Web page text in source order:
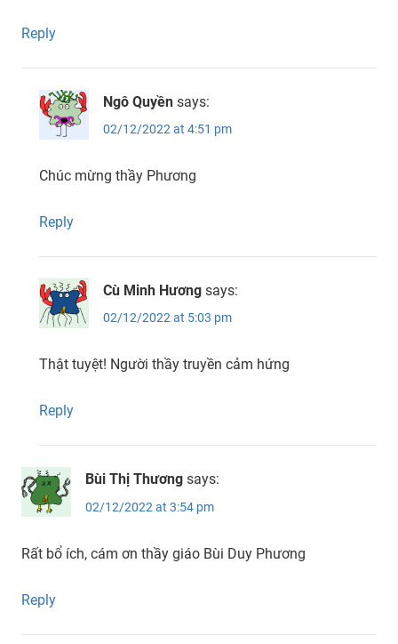
Reply
Ngô Quyền says:
02/12/2022 at 4:51 pm
Chúc mừng thầy Phương
Reply
Cù Minh Hương says:
02/12/2022 at 5:03 pm
Thật tuyệt! Người thầy truyền cảm hứng
Reply
Bùi Thị Thương says:
02/12/2022 at 3:54 pm
Rất bổ ích, cám ơn thầy giáo Bùi Duy Phương
Reply